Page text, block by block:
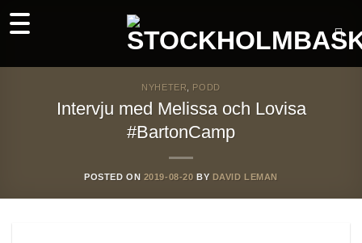
to
NYHETER PODD
Intervju med Melissa och Lovisa
#BartonCamp
POSTED ON 2019-08-20 BY DAVID LEMAN